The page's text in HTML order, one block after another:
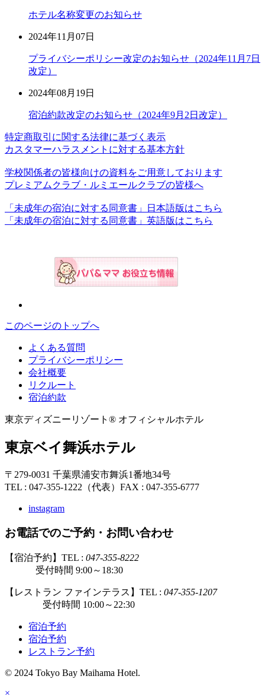
ホテル名称変更のお知らせ
2024年11月07日
プライバシーポリシー改定のお知らせ（2024年11月7日
改定）
2024年08月19日
宿泊約款改定のお知らせ（2024年9月2日改定）
特定商取引に関する法律に基づく表示
カスタマーハラスメントに対する基本方針
学校関係者の皆様向けの資料をご用意しております
プレミアムクラブ・ルミエールクラブの皆様へ
「未成年の宿泊に対する同意書」日本語版はこちら
「未成年の宿泊に対する同意書」英語版はこちら
このページのトップへ
よくある質問
プライバシーポリシー
会社概要
リクルート
宿泊約款
東京ディズニーリゾート® オフィシャルホテル
東京ベイ舞浜ホテル
〒279-0031 千葉県浦安市舞浜1番地34号
TEL : 047-355-1222（代表） FAX : 047-355-6777
instagram
お電話でのご予約・お問い合わせ
【宿泊予約】TEL : 047-355-8222
受付時間 9:00～18:30
【レストラン ファインテラス】TEL : 047-355-1207
受付時間 10:00～22:30
宿泊予約
宿泊予約
レストラン予約
© 2024 Tokyo Bay Maihama Hotel.
×